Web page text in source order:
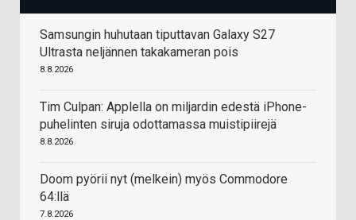
Samsungin huhutaan tiputtavan Galaxy S27
Ultrasta neljännen takakameran pois
8.8.2026
Tim Culpan: Applella on miljardin edestä iPhone-
puhelinten siruja odottamassa muistipiirejä
8.8.2026
Doom pyörii nyt (melkein) myös Commodore
64:llä
7.8.2026